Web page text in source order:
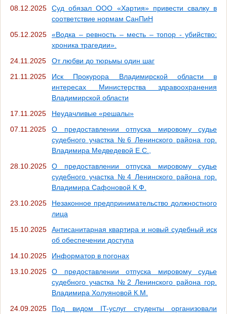
08.12.2025
Суд обязал ООО «Хартия» привести свалку в
соответствие нормам СанПиН
05.12.2025
«Водка – ревность – месть – топор - убийство:
хроника трагедии».
24.11.2025
От любви до тюрьмы один шаг
21.11.2025
Иск Прокурора Владимирской области в
интересах Министерства здравоохранения
Владимирской области
17.11.2025
Неудачливые «решалы»
07.11.2025
О предоставлении отпуска мировому судье
судебного участка №6 Ленинского района гор.
Владимира Медведевой Е.С.,
28.10.2025
О предоставлении отпуска мировому судье
судебного участка №4 Ленинского района гор.
Владимира Сафоновой К.Ф.
23.10.2025
Незаконное предпринимательство должностного
лица
15.10.2025
Антисанитарная квартира и новый судебный иск
об обеспечении доступа
14.10.2025
Информатор в погонах
13.10.2025
О предоставлении отпуска мировому судье
судебного участка №2 Ленинского района гор.
Владимира Холуяновой К.М.
24.09.2025
Под видом IT-услуг студенты организовали